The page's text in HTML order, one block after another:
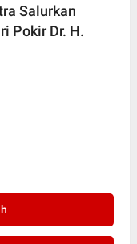
Salurkan
Pokir Dr. H.